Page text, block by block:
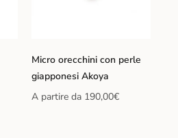
Micro orecchini con perle
giapponesi Akoya
A partire da 190,00€